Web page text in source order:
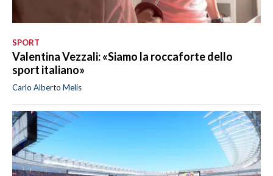
SPORT
Valentina Vezzali: «Siamo la roccaforte dello
sport italiano»
Carlo Alberto Melis